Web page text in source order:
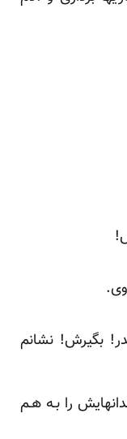
بگیرش! نشانم‌
را بـه هـم‌